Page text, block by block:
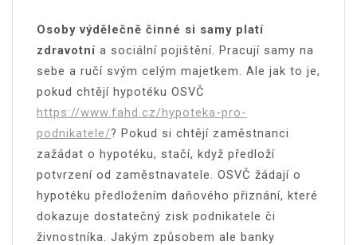
Osoby výdělečně činné si samy platí
zdravotní a sociální pojištění. Pracují samy na
sebe a ručí svým celým majetkem. Ale jak to je,
pokud chtějí hypotéku OSVČ
https://www.fahd.cz/hypoteka-pro-
podnikatele/? Pokud si chtějí zaměstnanci
zažádat o hypotéku, stačí, když předloží
potvrzení od zaměstnavatele. OSVČ žádají o
hypotéku předložením daňového přiznání, které
dokazuje dostatečný zisk podnikatele či
živnostníka. Jakým způsobem ale banky